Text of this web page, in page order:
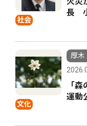
社会
長
文化
厚木
「
運動